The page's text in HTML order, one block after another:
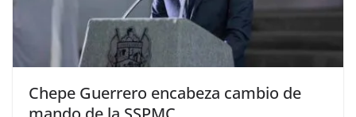
Chepe Guerrero encabeza cambio de